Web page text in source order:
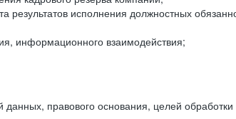
исполнения должностных
информационного взаимодействия;
правового основания, целей